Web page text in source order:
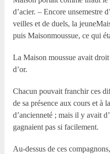
d’acier. – Encore unsemestre
veilles et de duels, la
puis Maisonmoussue, ce qui
La Maison moussue avait
d’or.
Chacun pouvait franchir ces
de sa présence aux cours et à
d’ancienneté ; mais il y avait
gagnaient pas si facilement.
Au-dessus de ces